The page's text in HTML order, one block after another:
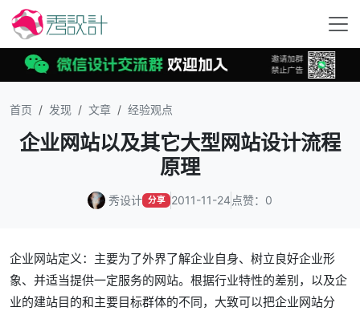
首页 发现 文章 经验观点
企业网站以及其它大型网站设计流程
原理
秀设计 分享 2011-11-24 点赞：0
企业网站定义：主要为了外界了解企业自身、树立良好企业形
象、并适当提供一定服务的网站。根据行业特性的差别，以及企
业的建站目的和主要目标群体的不同，大致可以把企业网站分